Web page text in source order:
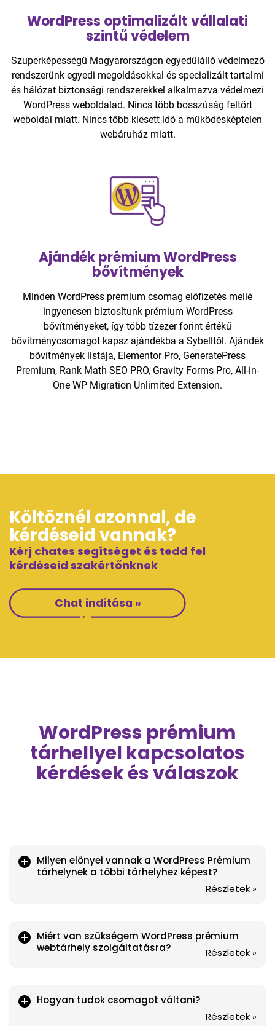
WordPress optimalizált vállalati
szintű védelem
Szuperképességű Magyarországon egyedülálló védelmező
rendszerünk egyedi megoldásokkal és specializált tartalmi
és hálózat biztonsági rendszerekkel alkalmazva védelmezi
WordPress weboldalad. Nincs több bosszúság feltört
weboldal miatt. Nincs több kiesett idő a működésképtelen
webáruház miatt.
Ajándék prémium WordPress
bővítmények
Minden WordPress prémium csomag előfizetés mellé
ingyenesen biztosítunk prémium WordPress
bővítményeket, így több tízezer forint értékű
bővítménycsomagot kapsz ajándékba a Sybelltől. Ajándék
bővítmények listája, Elementor Pro, GeneratePress
Premium, Rank Math SEO PRO, Gravity Forms Pro, All-in-
One WP Migration Unlimited Extension.
Költöznél azonnal, de
kérdéseid vannak?
Kérj chates segítséget és tedd fel
kérdéseid szakértőnknek
Chat indítása »
WordPress prémium
tárhellyel kapcsolatos
kérdések és válaszok
Milyen előnyei vannak a WordPress Prémium
tárhelynek a többi tárhelyhez képest?
Részletek »
Miért van szükségem WordPress prémium
webtárhely szolgáltatásra?
Részletek »
Hogyan tudok csomagot váltani?
Részletek »